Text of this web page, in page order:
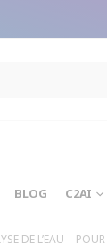
BLOG C2AI
DE L’EAU –